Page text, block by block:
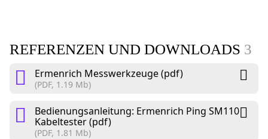
REFERENZEN UND DOWNLOADS 3
Ermenrich Messwerkzeuge (pdf)
(PDF, 1.19 Mb)
Bedienungsanleitung: Ermenrich Ping SM110
Kabeltester (pdf)
(PDF, 1.81 Mb)